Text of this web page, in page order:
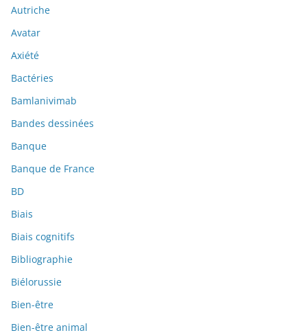
Autriche
Avatar
Axiété
Bactéries
Bamlanivimab
Bandes dessinées
Banque
Banque de France
BD
Biais
Biais cognitifs
Bibliographie
Biélorussie
Bien-être
Bien-être animal